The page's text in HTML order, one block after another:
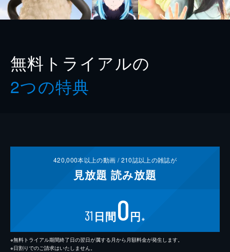
無料トライアルの
2つの特典
420,000本以上の動画 /210誌以上の雑誌が
見放題 読み放題
31 日間0円 ※
※無料トライアル期間終了日の翌日が属する月から月額料金が発生します。
※日割りでのご請求はいたしません。